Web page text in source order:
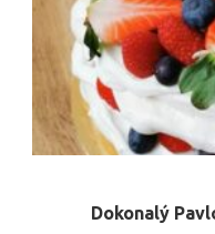
Dokonalý